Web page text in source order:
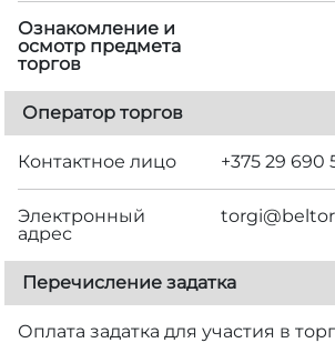
Ознакомление и
осмотр предмета
торгов
Оператор торгов
Контактное лицо +375 29 690
Электронный
адрес
Перечисление задатка
Оплата задатка для участия в